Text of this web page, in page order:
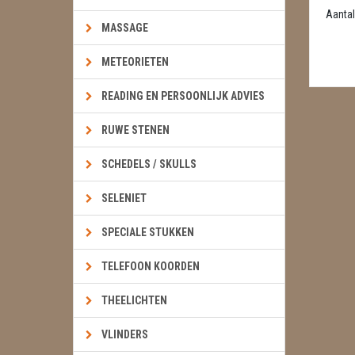
MASSAGE
METEORIETEN
READING EN PERSOONLIJK ADVIES
RUWE STENEN
SCHEDELS / SKULLS
SELENIET
SPECIALE STUKKEN
TELEFOON KOORDEN
THEELICHTEN
VLINDERS